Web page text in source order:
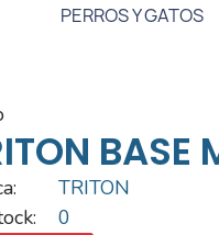
PERROS Y GATOS
BASE
TRITON
0